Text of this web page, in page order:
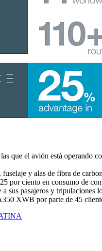
que el avión está operando
y alas de fibra de
por ciento en consumo de
sus pasajeros y tripulaciones
XWB por parte de 45